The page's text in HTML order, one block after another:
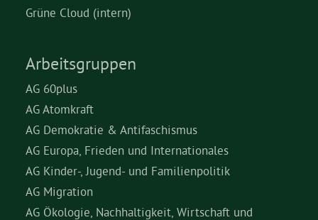
Grüne Cloud (intern)
Arbeitsgruppen
AG 60plus
AG Atomkraft
AG Demokratie & Antifaschismus
AG Europa, Frieden und Internationales
AG Kinder-, Jugend- und Familienpolitik
AG Migration
AG Ökologie, Nachhaltigkeit, Wirtschaft und